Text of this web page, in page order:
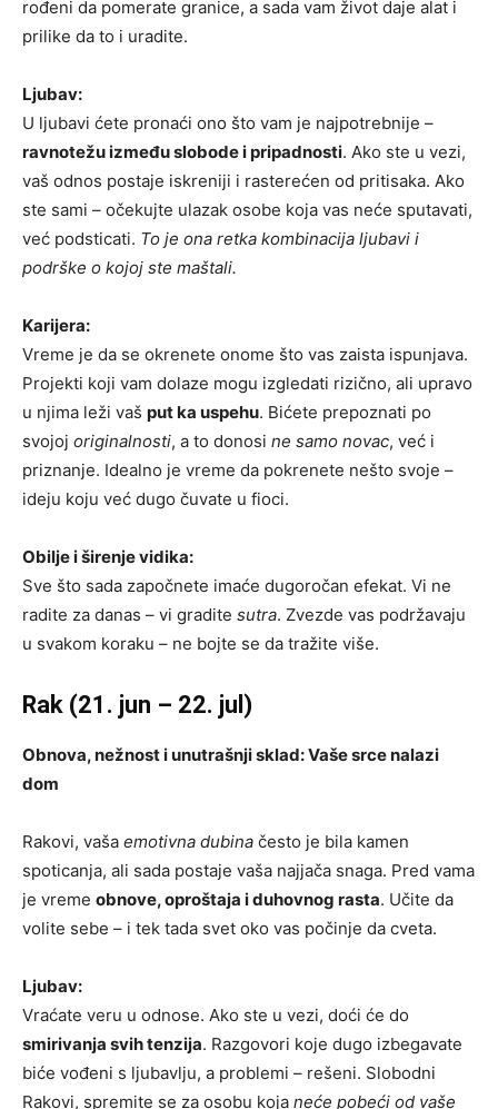
rođeni da pomerate granice, a sada vam život daje alat i
prilike da to i uradite.
Ljubav:
U ljubavi ćete pronaći ono što vam je najpotrebnije –
ravnotežu između slobode i pripadnosti. Ako ste u vezi,
vaš odnos postaje iskreniji i rasterećen od pritisaka. Ako
ste sami – očekujte ulazak osobe koja vas neće sputavati,
već podsticati. To je ona retka kombinacija ljubavi i
podrške o kojoj ste maštali.
Karijera:
Vreme je da se okrenete onome što vas zaista ispunjava.
Projekti koji vam dolaze mogu izgledati rizično, ali upravo
u njima leži vaš put ka uspehu. Bićete prepoznati po
svojoj originalnosti, a to donosi ne samo novac, već i
priznanje. Idealno je vreme da pokrenete nešto svoje –
ideju koju već dugo čuvate u fioci.
Obilje i širenje vidika:
Sve što sada započnete imaće dugoročan efekat. Vi ne
radite za danas – vi gradite sutra. Zvezde vas podržavaju
u svakom koraku – ne bojte se da tražite više.
Rak (21. jun – 22. jul)
Obnova, nežnost i unutrašnji sklad: Vaše srce nalazi
dom
Rakovi, vaša emotivna dubina često je bila kamen
spoticanja, ali sada postaje vaša najjača snaga. Pred vama
je vreme obnove, oproštaja i duhovnog rasta. Učite da
volite sebe – i tek tada svet oko vas počinje da cveta.
Ljubav:
Vraćate veru u odnose. Ako ste u vezi, doći će do
smirivanja svih tenzija. Razgovori koje dugo izbegavate
biće vođeni s ljubavlju, a problemi – rešeni. Slobodni
Rakovi, spremite se za osobu koja neće pobeći od vaše